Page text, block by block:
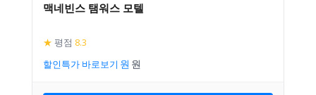
맥네빈스 탬워스 모텔
★ 평점 8.3
할인특가 바로보기